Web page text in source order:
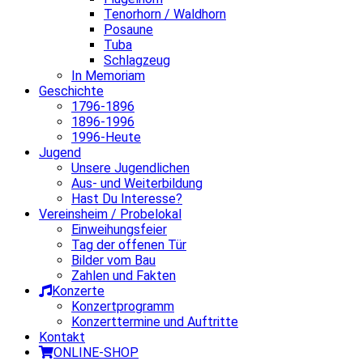
Tenorhorn / Waldhorn
Posaune
Tuba
Schlagzeug
In Memoriam
Geschichte
1796-1896
1896-1996
1996-Heute
Jugend
Unsere Jugendlichen
Aus- und Weiterbildung
Hast Du Interesse?
Vereinsheim / Probelokal
Einweihungsfeier
Tag der offenen Tür
Bilder vom Bau
Zahlen und Fakten
Konzerte
Konzertprogramm
Konzerttermine und Auftritte
Kontakt
ONLINE-SHOP